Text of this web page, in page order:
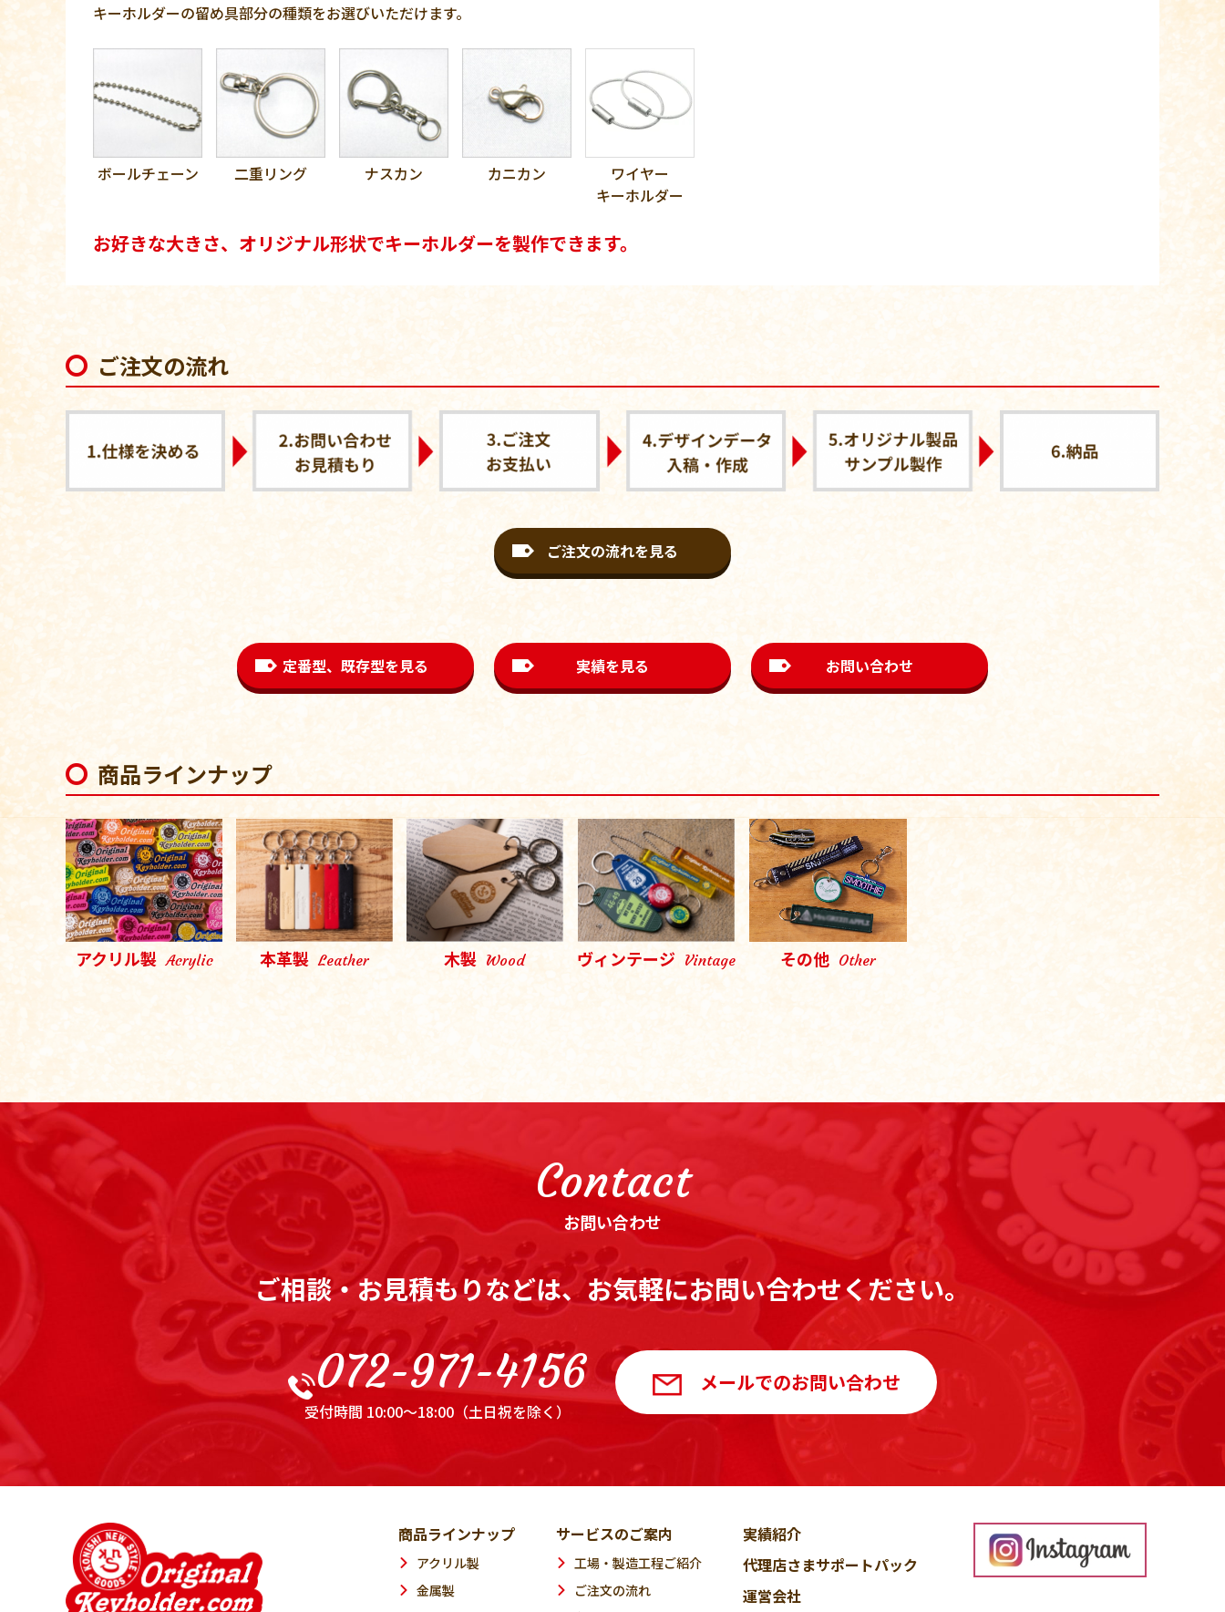
キーホルダーの留め具部分の種類をお選びいただけます。
ボールチェーン 二重リング ナスカン カニカン
ワイヤー
キーホルダー
お好きな大きさ、オリジナル形状でキーホルダーを製作できます。
ご注文の流れ
ご注文の流れを見る
定番型、既存型を見る 実績を見る お問い合わせ
商品ラインナップ
アクリル製 Acrylic 本革製 Leather 木製 Wood ヴィンテージ Vintage その他 Other
Contact
お問い合わせ
ご相談・お見積もりなどは、お気軽にお問い合わせください。
072-971-4156
受付時間 10:00～18:00（土日祝を除く）
メールでのお問い合わせ
商品ラインナップ
アクリル製
金属製
サービスのご案内
工場・製造工程ご紹介
ご注文の流れ
実績紹介
代理店さまサポートパック
運営会社